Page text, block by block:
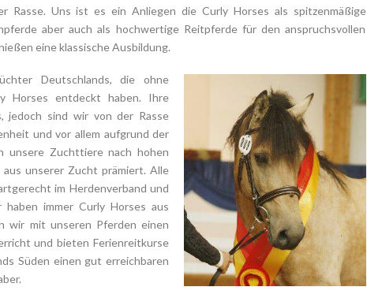
Rasse. Uns ist es ein Anliegen die Curly Horses als spitzenmäßige
aber auch als hochwertige Reitpferde für den anspruchsvollen
eine klassische Ausbildung.
Deutschlands, die ohne
Horses entdeckt haben. Ihre
jedoch sind wir von der Rasse
und vor allem aufgrund der
unsere Zuchttiere nach hohen
unserer Zucht prämiert. Alle
im Herdenverband und
immer Curly Horses aus
wir mit unseren Pferden einen
und bieten Ferienreitkurse
Süden einen gut erreichbaren